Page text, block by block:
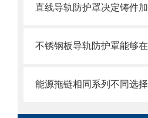
能源拖链相同系列不同选择